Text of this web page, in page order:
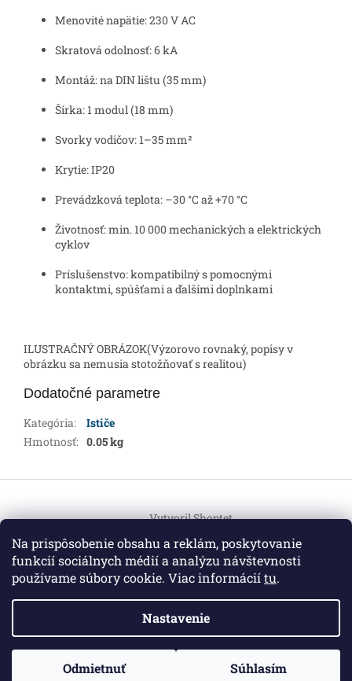
Na prispôsobenie obsahu a reklám, poskytovanie
funkcií sociálnych médií a analýzu návštevnosti
používame súbory cookie. Viac informáciítu.
Nastavenie
Odmietnuť Súhlasím
ZO ZDRAVOTNÝCH DÔVODOV BUDÚ VAŠE OBJEDNÁVKY
Menovité napätie: 230 V AC
Skratová odolnosť: 6 kA
Montáž: na DIN lištu (35 mm)
Šírka: 1 modul (18 mm)
Svorky vodičov: 1–35 mm²
Krytie: IP20
Prevádzková teplota: –30 °C až +70 °C
Životnosť: min. 10 000 mechanických a elektrických
cyklov
Príslušenstvo: kompatibilný s pomocnými
kontaktmi, spúšťami a ďalšími doplnkami
ILUSTRAČNÝ OBRÁZOK(Výzorovo rovnaký, popisy v
obrázku sa nemusia stotožňovať s realitou)
Dodatočné parametre
Kategória:
Ističe
Hmotnosť: 0.05 kg
p
Vytvoril Shoptet
Copyright 2026HEMI Elektro. Všetky práva vyhradené.
Upraviť nastavenie cookies
Informácie pre vás
|Certifikáty| Kontakt|Obchodné